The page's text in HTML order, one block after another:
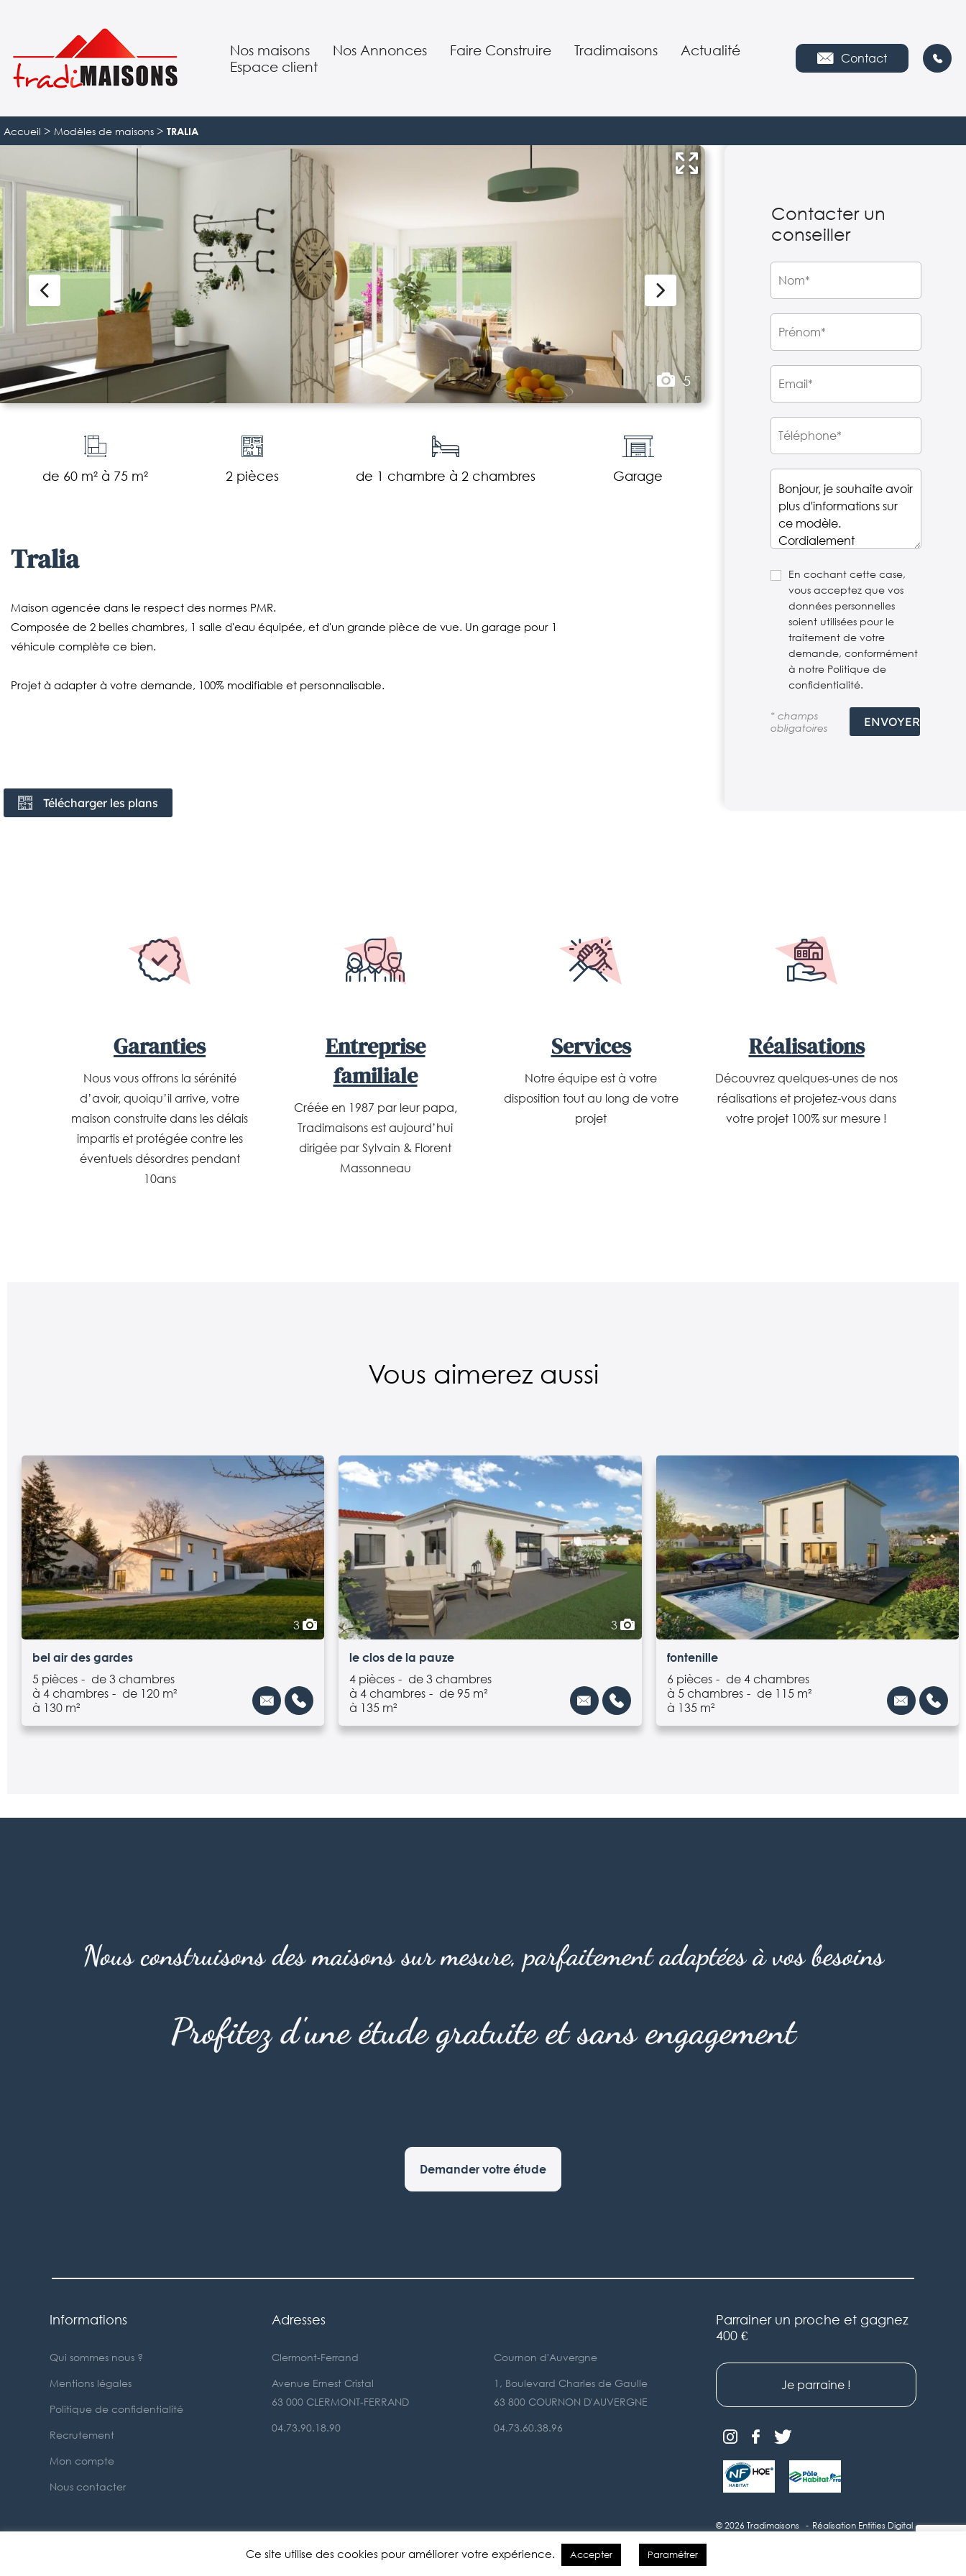
Nos maisons Nos Annonces
Nos maisons neuves
Faire Construire
Nos conseils
Votre projet en 7 étapes
Maison Positivix
Investir
RE 2020 : la nouvelle règlementation environnementale
Tradimaisons
Nos services
Nos garanties
Notre SAV
Notre équipe
Parrainage
Nos agences
Offre d’emploi
Actualité
Espace client
Contact
Accueil > Modèles de maisons > TRALIA
Contacter un
conseiller
En cochant cette case,
vous acceptez que vos
données personnelles
soient utilisées pour le
traitement de votre
demande, conformément
à notre Politique de
confidentialité.
* champs
obligatoires
5
de 60 m² à 75 m² 2 pièces de 1 chambre à 2 chambres Garage
tralia
Maison agencée dans le respect des normes PMR.
Composée de 2 belles chambres, 1 salle d'eau équipée, et d'un grande pièce de vue. Un garage pour 1
véhicule complète ce bien.
Projet à adapter à votre demande, 100% modifiable et personnalisable.
Télécharger les plans
Garanties
Nous vous offrons la sérénité
d’avoir, quoiqu’il arrive, votre
maison construite dans les délais
impartis et protégée contre les
éventuels désordres pendant
10ans
Entreprise
familiale
Créée en 1987 par leur papa,
Tradimaisons est aujourd’hui
dirigée par Sylvain & Florent
Massonneau
Services
Notre équipe est à votre
disposition tout au long de votre
projet
Réalisations
Découvrez quelques-unes de nos
réalisations et projetez-vous dans
votre projet 100% sur mesure !
Vous aimerez aussi
3
bel air des gardes
5 pièces
de 3 chambres
à 4 chambres
de 120 m²
à 130 m²
3
le clos de la pauze
4 pièces
de 3 chambres
à 4 chambres
de 95 m²
à 135 m²
fontenille
6 pièces
de 4 chambres
à 5 chambres
de 115 m²
à 135 m²
Nous construisons des maisons sur mesure, parfaitement adaptées à vos besoins
Profitez d'une étude gratuite et sans engagement
Demander votre étude
Informations
Qui sommes nous ?
Mentions légales
Politique de confidentialité
Recrutement
Mon compte
Nous contacter
Adresses
Clermont-Ferrand
Avenue Ernest Cristal
63 000 CLERMONT-FERRAND
04.73.90.18.90
Cournon d'Auvergne
1, Boulevard Charles de Gaulle
63 800 COURNON D'AUVERGNE
04.73.60.38.96
Parrainer un proche et gagnez
400 €
Je parraine !
© 2026 Tradimaisons
Réalisation Entities Digital
Ce site utilise des cookies pour améliorer votre expérience. Accepter Paramétrer